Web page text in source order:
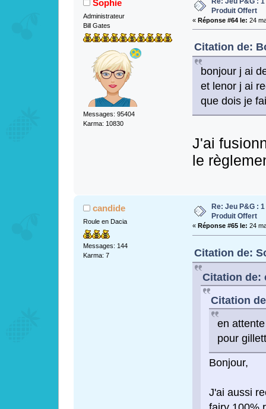
Sophie
Administrateur
Bill Gates
Messages: 95404
Karma: 10830
Produit Offert
« Réponse #64 le: 24
Citation de:
bonjour j ai
et lenor j ai
que dois je
J'ai
le
candide
Roule en Dacia
Messages: 144
Karma: 7
Re: Jeu P&G :
Produit Offert
« Réponse #65 le: 24
Citation de:
Citation de:
Citation
en
pour
Bonjour,
J'ai aussi